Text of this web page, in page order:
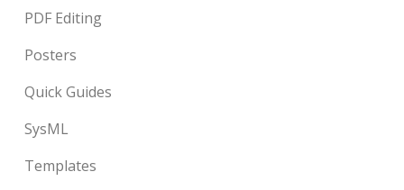
PDF Editing
Posters
Quick Guides
SysML
Templates